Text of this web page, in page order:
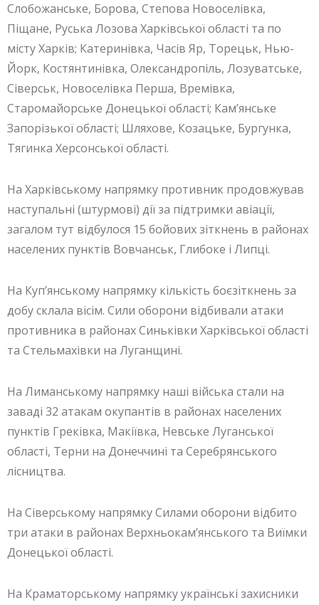
Слобожанське, Борова, Степова Новоселівка,
Піщане, Руська Лозова Харківської області та по
місту Харків; Катеринівка, Часів Яр, Торецьк, Нью-
Йорк, Костянтинівка, Олександропіль, Лозуватське,
Сіверськ, Новоселівка Перша, Времівка,
Старомайорське Донецької області; Кам’янське
Запорізької області; Шляхове, Козацьке, Бургунка,
Тягинка Херсонської області.
На Харківському напрямку противник продовжував
наступальні (штурмові) дії за підтримки авіації,
загалом тут відбулося 15 бойових зіткнень в районах
населених пунктів Вовчанськ, Глибоке і Липці.
На Куп’янському напрямку кількість боєзіткнень за
добу склала вісім. Сили оборони відбивали атаки
противника в районах Синьківки Харківської області
та Стельмахівки на Луганщині.
На Лиманському напрямку наші війська стали на
заваді 32 атакам окупантів в районах населених
пунктів Греківка, Макіївка, Невське Луганської
області, Терни на Донеччині та Серебрянського
лісництва.
На Сіверському напрямку Силами оборони відбито
три атаки в районах Верхньокам’янського та Виїмки
Донецької області.
На Краматорському напрямку українські захисники